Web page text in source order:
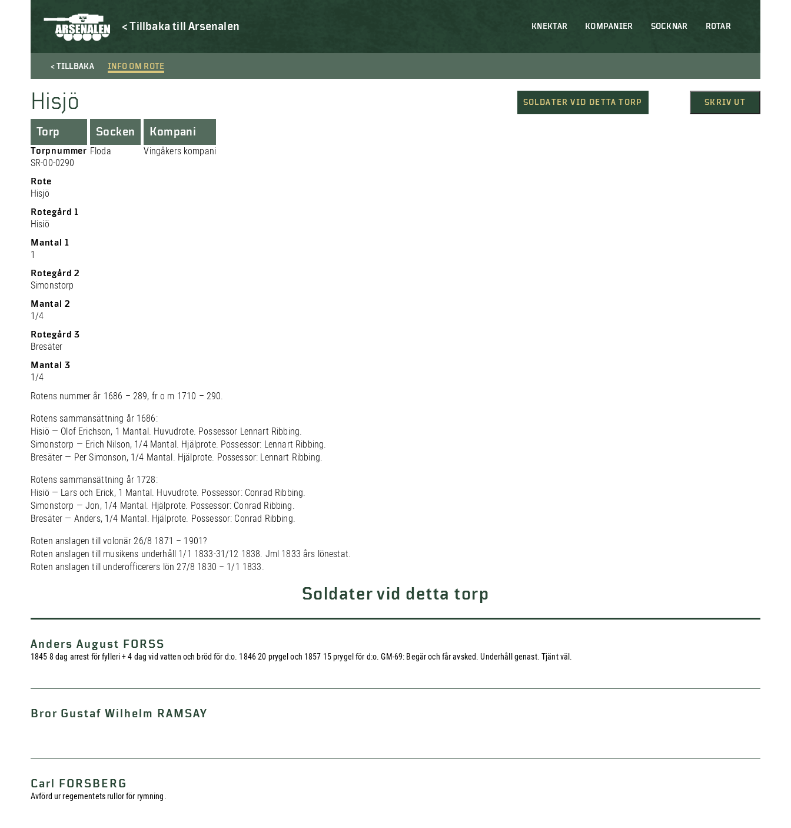
< Tillbaka till Arsenalen KNEKTAR KOMPANIER SOCKNAR ROTAR
< TILLBAKA INFO OM ROTE
Hisjö SOLDATER VID DETTA TORP SKRIV UT
Torp
Torpnummer
SR-00-0290
Rote
Hisjö
Rotegård 1
Hisiö
Mantal 1
1
Rotegård 2
Simonstorp
Mantal 2
1/4
Rotegård 3
Bresäter
Mantal 3
1/4
Socken
Floda
Kompani
Vingåkers kompani
Rotens nummer år 1686 – 289, fr o m 1710 – 290.
Rotens sammansättning år 1686:
Hisiö — Olof Erichson, 1 Mantal. Huvudrote. Possessor Lennart Ribbing.
Simonstorp — Erich Nilson, 1/4 Mantal. Hjälprote. Possessor: Lennart Ribbing.
Bresäter — Per Simonson, 1/4 Mantal. Hjälprote. Possessor: Lennart Ribbing.
Rotens sammansättning år 1728:
Hisiö — Lars och Erick, 1 Mantal. Huvudrote. Possessor: Conrad Ribbing.
Simonstorp — Jon, 1/4 Mantal. Hjälprote. Possessor: Conrad Ribbing.
Bresäter — Anders, 1/4 Mantal. Hjälprote. Possessor: Conrad Ribbing.
Roten anslagen till volonär 26/8 1871 – 1901?
Roten anslagen till musikens underhåll 1/1 1833-31/12 1838. Jml 1833 års lönestat.
Roten anslagen till underofficerers lön 27/8 1830 – 1/1 1833.
Soldater vid detta torp
Anders August FORSS
1845 8 dag arrest för fylleri + 4 dag vid vatten och bröd för d:o. 1846 20 prygel och 1857 15 prygel för d:o. GM-69: Begär och får avsked. Underhåll genast. Tjänt väl.
Bror Gustaf Wilhelm RAMSAY
Carl FORSBERG
Avförd ur regementets rullor för rymning.